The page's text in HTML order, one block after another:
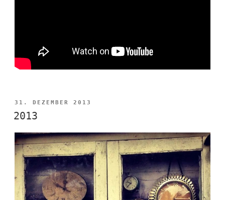
VERÖFFENTLICHT
AM
31. DEZEMBER 2013
2013